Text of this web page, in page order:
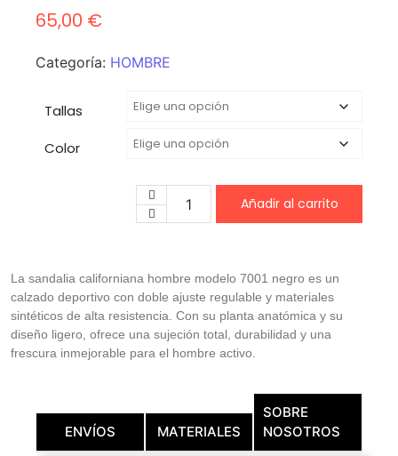
65,00 €
Categoría: HOMBRE
Tallas
Color
Añadir al carrito
La sandalia californiana hombre modelo 7001 negro es un
calzado deportivo con doble ajuste regulable y materiales
sintéticos de alta resistencia. Con su planta anatómica y su
diseño ligero, ofrece una sujeción total, durabilidad y una
frescura inmejorable para el hombre activo.
ENVÍOS MATERIALES
SOBRE
NOSOTROS